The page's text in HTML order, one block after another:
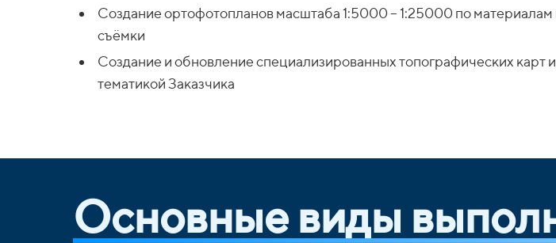
Создание ортофотопланов масштаба 1:5000 – 1:25000 по материалам
съёмки
Создание и обновление специализированных топографических карт
тематикой Заказчика
Основные виды